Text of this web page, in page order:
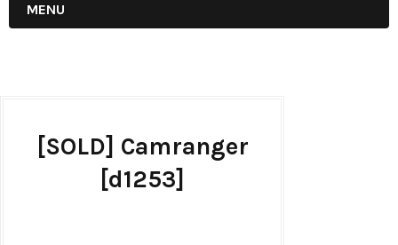
MENU
[SOLD] Camranger
[d1253]